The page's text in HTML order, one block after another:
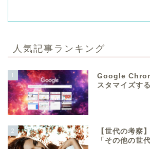
人気記事ランキング
1
Google
スタマイズす
2
【世代の考察
「その他の世